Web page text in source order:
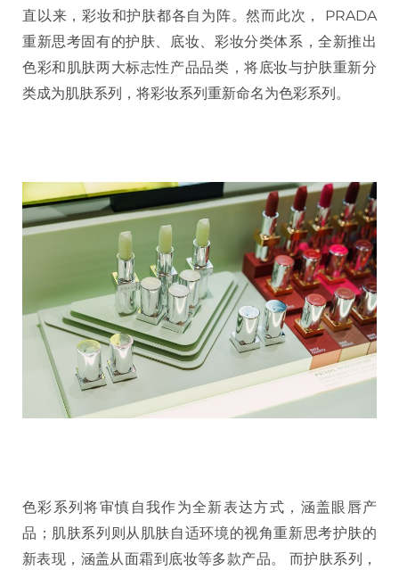
直以来，彩妆和护肤都各自为阵。然而此次， PRADA
重新思考固有的护肤、底妆、彩妆分类体系，全新推出
色彩和肌肤两大标志性产品品类，将底妆与护肤重新分
类成为肌肤系列，将彩妆系列重新命名为色彩系列。
色彩系列将审慎自我作为全新表达方式，涵盖眼唇产
品；肌肤系列则从肌肤自适环境的视角重新思考护肤的
新表现，涵盖从面霜到底妆等多款产品。 而护肤系列，